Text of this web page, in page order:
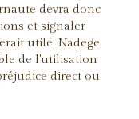
devra donc
et signaler
utile. Nadege
de l'utilisation
direct ou